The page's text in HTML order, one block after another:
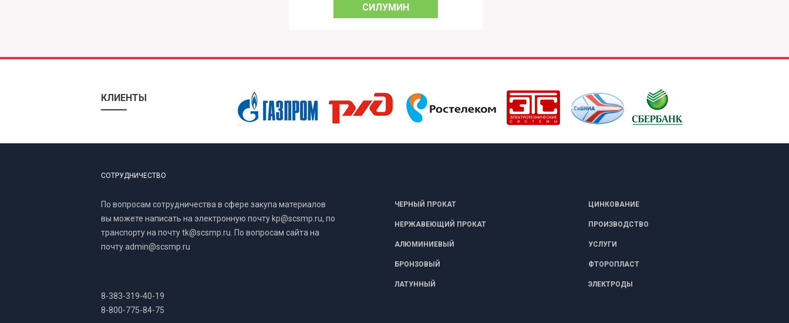
СИЛУМИН
КЛИЕНТЫ
СОТРУДНИЧЕСТВО
По вопросам сотрудничества в сфере закупа материалов
вы можете написать на электронную почту kp@scsmp.ru, по
транспорту на почту tk@scsmp.ru. По вопросам сайта на
почту admin@scsmp.ru
8-383-319-40-19
8-800-775-84-75
ЧЕРНЫЙ ПРОКАТ ЦИНКОВАНИЕ
НЕРЖАВЕЮЩИЙ ПРОКАТ ПРОИЗВОДСТВО
АЛЮМИНИЕВЫЙ УСЛУГИ
БРОНЗОВЫЙ ФТОРОПЛАСТ
ЛАТУННЫЙ ЭЛЕКТРОДЫ